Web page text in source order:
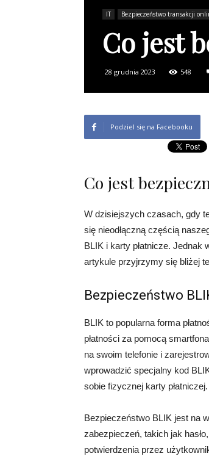
IT Bezpieczeństwo transakcji
Co jest
28 grudnia 2023 548
Podziel się na Facebooku
Co jest
W dzisiejszych czasach, gdy
się nieodłączną częścią
BLIK i karty płatnicze.
artykule przyjrzymy się bliżej
Bezpieczeństwo
BLIK to popularna forma
płatności za pomocą
na swoim telefonie i
wprowadzić specjalny kod
sobie fizycznej karty płatniczej.
Bezpieczeństwo BLIK jest na
zabezpieczeń, takich jak
potwierdzenia przez